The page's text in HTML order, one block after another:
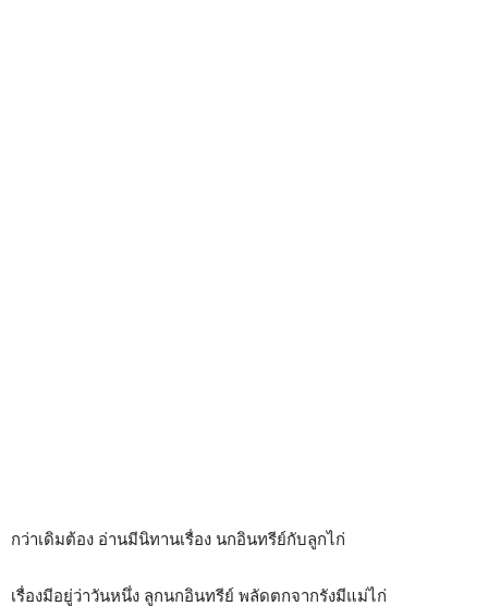
กว่าเดิมต้อง อ่านมีนิทานเรื่อง นกอินทรีย์กับลูกไก่
เรื่องมีอยู่ว่าวันหนึ่ง ลูกนกอินทรีย์ พลัดตกจากรังมีแม่ไก่